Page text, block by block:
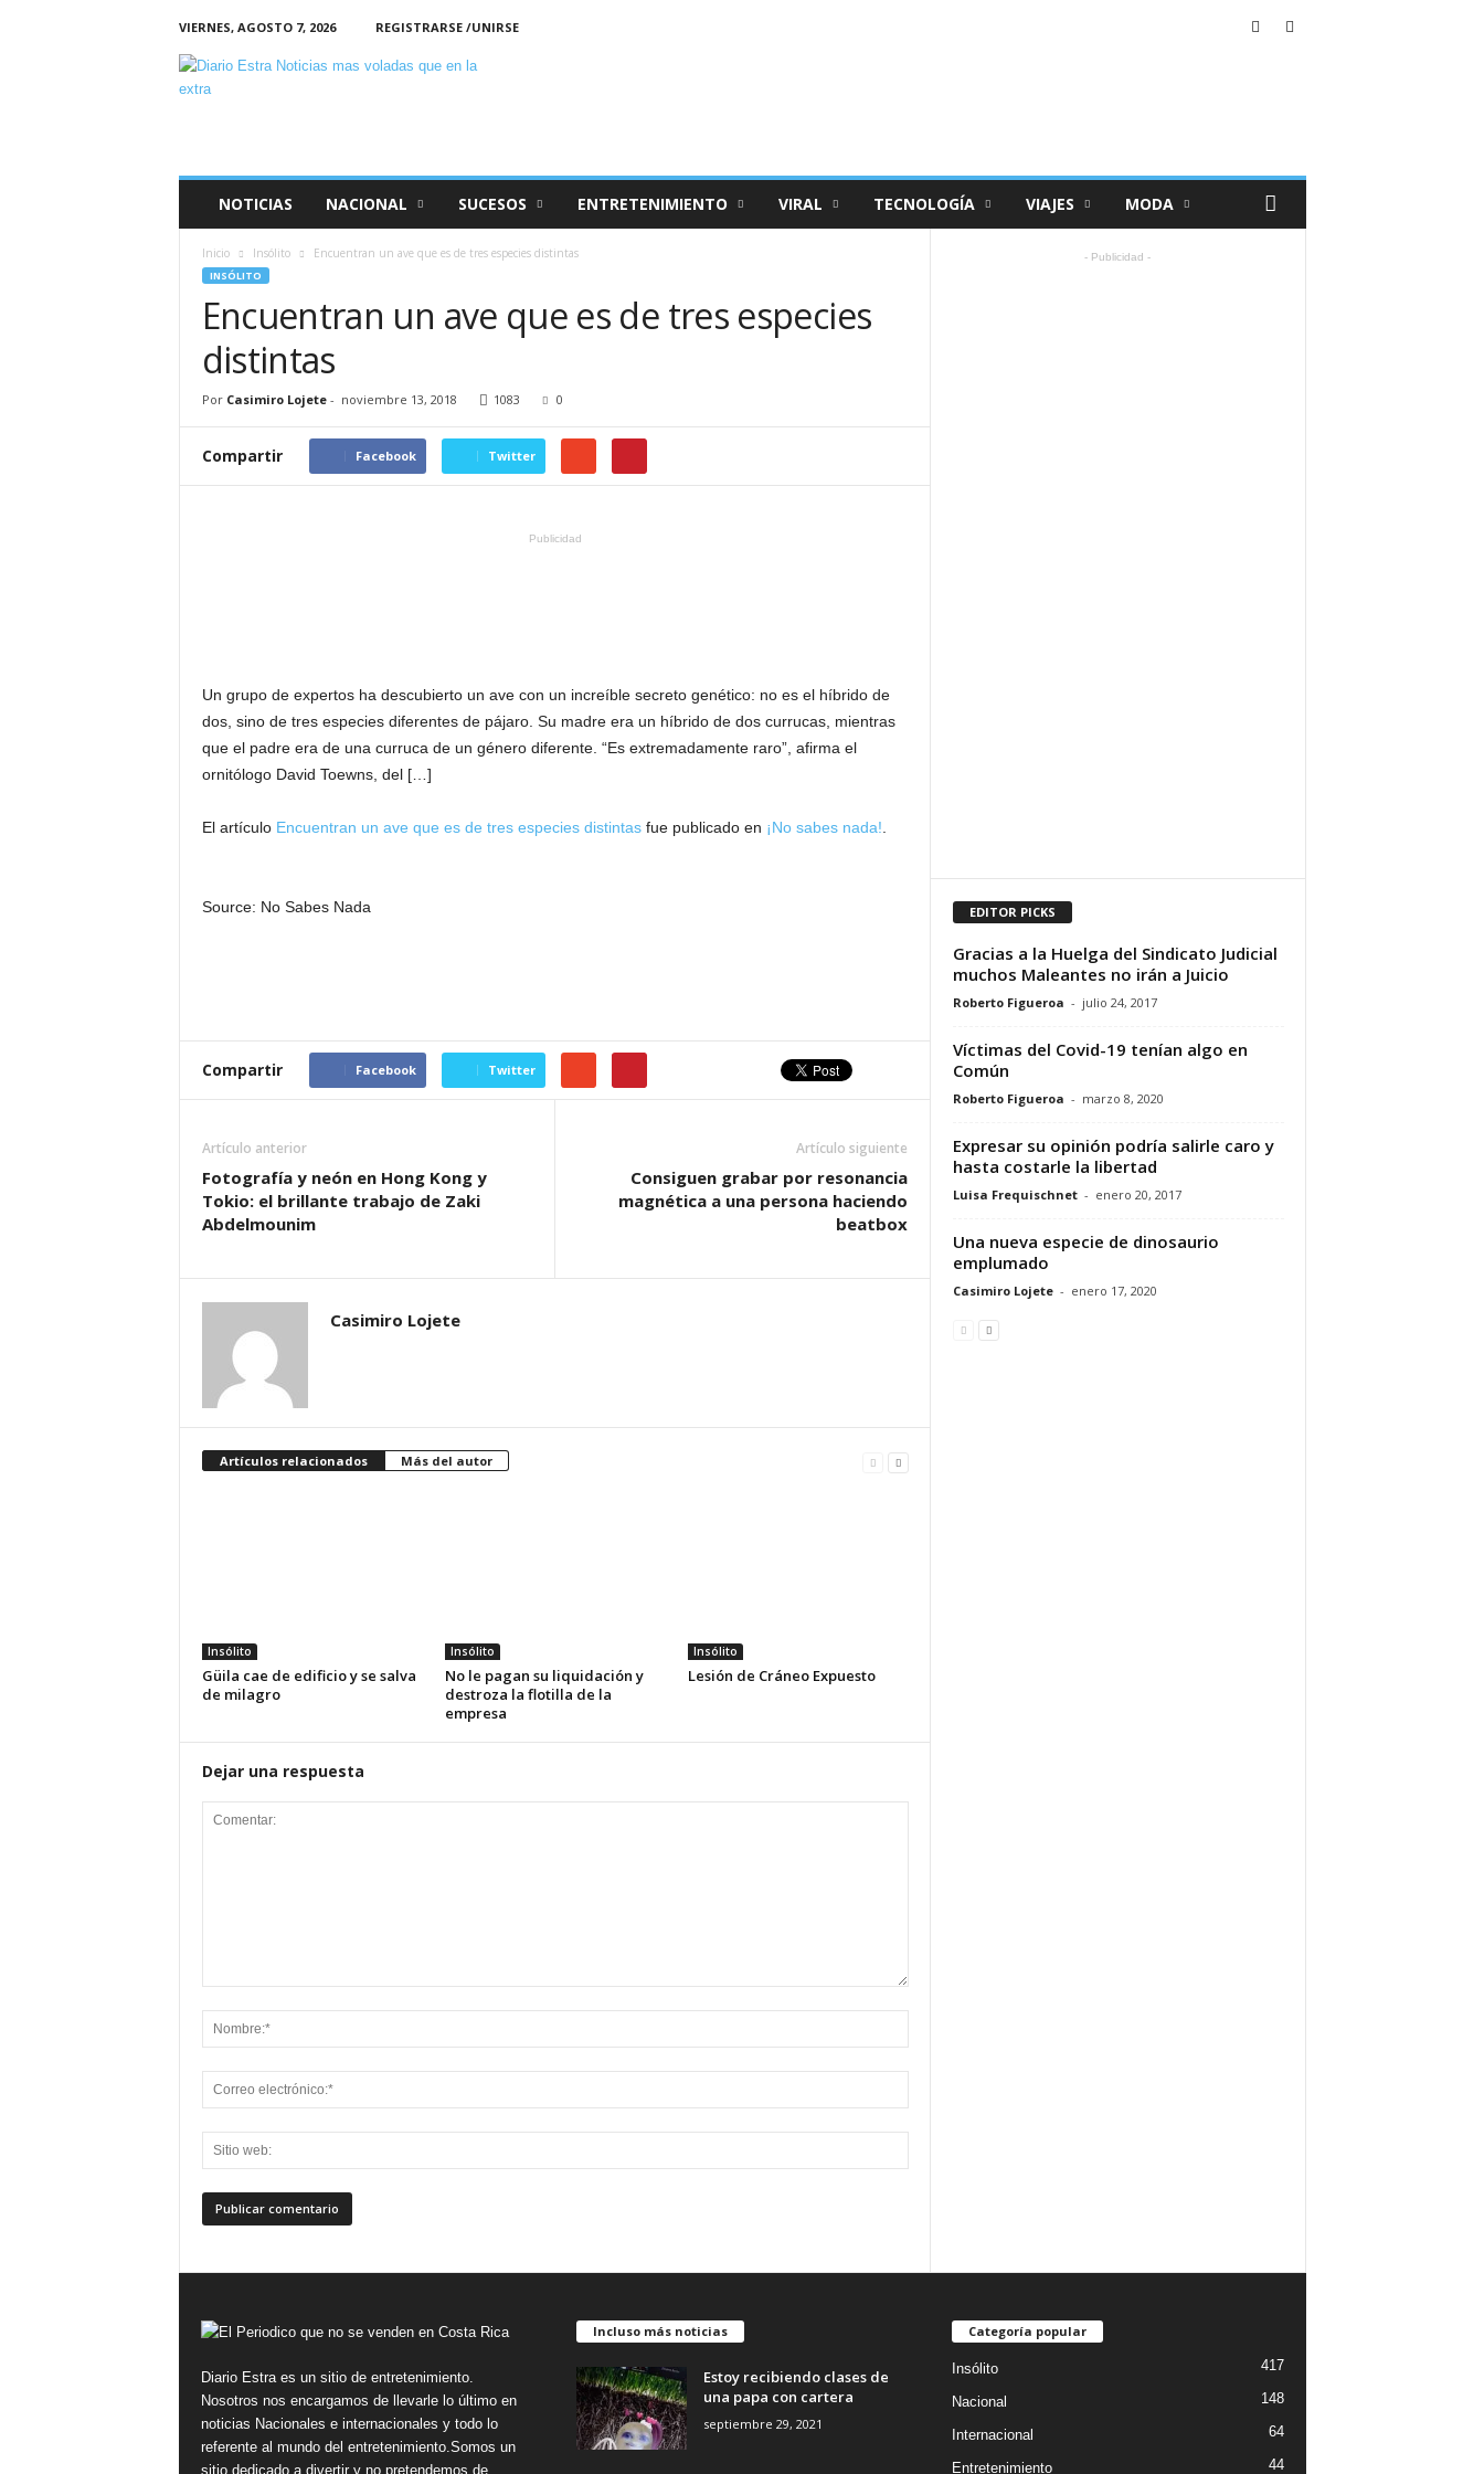
VIERNES, AGOSTO 7, 2026
REGISTRARSE /UNIRSE
Diario
Estra
NOTICIAS NACIONAL SUCESOS ENTRETENIMIENTO VIRAL TECNOLOGÍA VIAJES MODA
Inicio Insólito Encuentran un ave que es de tres especies distintas
INSÓLITO
Encuentran un ave que es de tres especies
distintas
Por Casimiro Lojete- noviembre 13, 2018 1083 0
Compartir Facebook Twitter
Publicidad
Un grupo de expertos ha descubierto un ave con un increíble secreto genético: no es el híbrido de
dos, sino de tres especies diferentes de pájaro. Su madre era un híbrido de dos currucas, mientras
que el padre era de una curruca de un género diferente. “Es extremadamente raro”, afirma el
ornitólogo David Toewns, del […]
El artículo Encuentran un ave que es de tres especies distintasfue publicado en ¡No sabes nada!
Source: No Sabes Nada
Compartir Facebook Twitter
Artículo anterior
Fotografía y neón en Hong Kong y
Tokio: el brillante trabajo de Zaki
Abdelmounim
Artículo siguiente
Consiguen grabar por resonancia
magnética a una persona haciendo
beatbox
Casimiro Lojete
Artículos relacionados Más del autor
Insólito
Güila cae de edificio y se salva
de milagro
Insólito
No le pagan su liquidación y
destroza la flotilla de la
empresa
Insólito
Lesión de Cráneo Expuesto
Dejar una respuesta
- Publicidad -
EDITOR PICKS
Gracias a la Huelga del Sindicato Judicial
muchos Maleantes no irán a Juicio
Roberto Figueroa - julio 24, 2017
Víctimas del Covid-19 tenían algo en
Común
Roberto Figueroa - marzo 8, 2020
Expresar su opinión podría salirle caro y
hasta costarle la libertad
Luisa Frequischnet - enero 20, 2017
Una nueva especie de dinosaurio
emplumado
Casimiro Lojete - enero 17, 2020
Diario Estra es un sitio de entretenimiento.
Nosotros nos encargamos de llevarle lo último en
noticias Nacionales e internacionales y todo lo
referente al mundo del entretenimiento.Somos un
sitio dedicado a divertir y no pretendemos de
Incluso más noticias
Estoy recibiendo clases de
una papa con cartera
septiembre 29, 2021
Categoría popular
Insólito 417
Nacional 148
Internacional 64
Entretenimiento 44